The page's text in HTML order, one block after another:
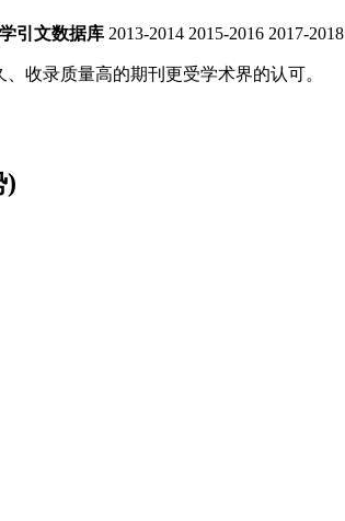
引文数据库 2013-2014 2015-2016 2017-2018
收录质量高的期刊更受学术界的认可。
)